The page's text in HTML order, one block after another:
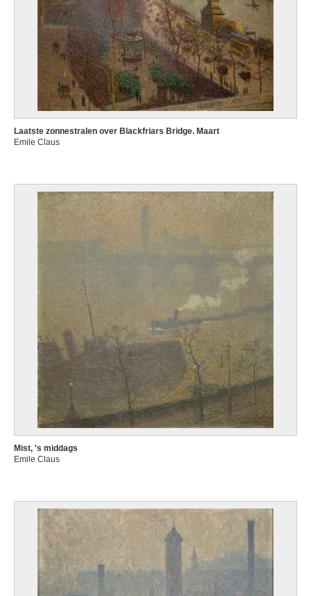
Laatste zonnestralen over Blackfriars Bridge. Maart
Emile Claus
Mist, 's middags
Emile Claus